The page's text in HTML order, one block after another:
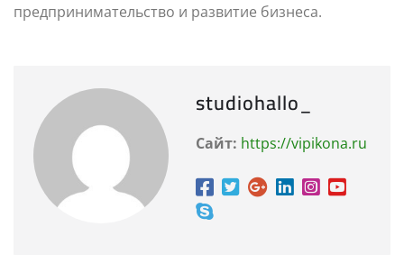
предпринимательство и развитие бизнеса.
studiohallo_
Сайт: https://vipikona.ru